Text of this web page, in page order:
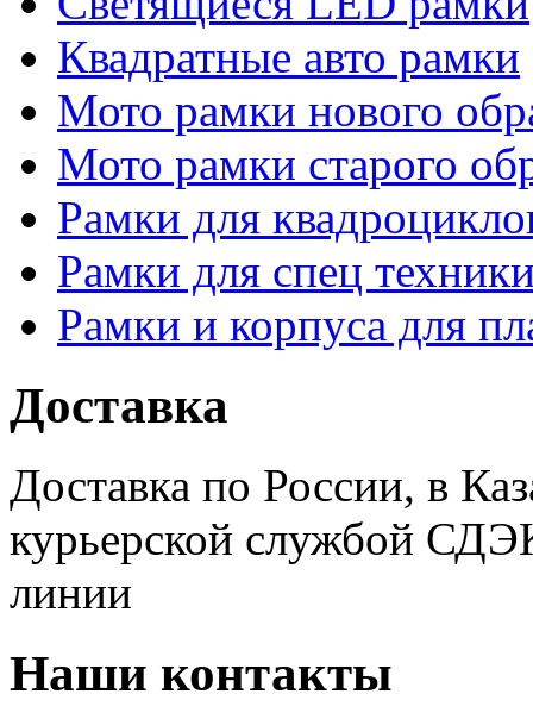
Квадратные авто рамки
Мото рамки нового
Мото рамки старого
Рамки для
Рамки для спец
Рамки и корпуса для
Доставка
Доставка по России, в
курьерской службой
линии
Наши контакты